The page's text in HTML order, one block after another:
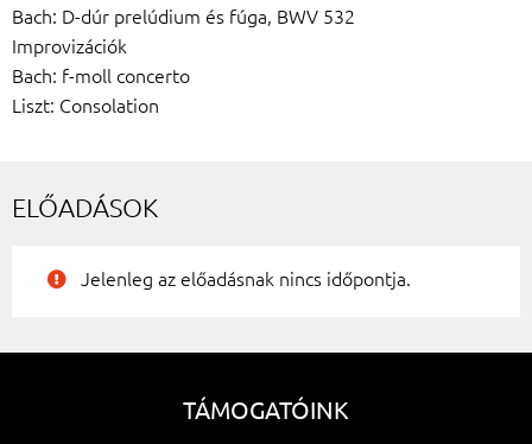
Bach: D-dúr prelúdium és fúga, BWV 532
Improvizációk
Bach: f-moll concerto
Liszt: Consolation
ELŐADÁSOK
Jelenleg az előadásnak nincs időpontja.
TÁMOGATÓINK